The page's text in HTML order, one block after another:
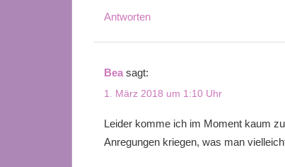
Antworten
Bea sagt:
1. März 2018 um 1:10 Uhr
Leider komme ich im Moment kaum
Anregungen kriegen, was man